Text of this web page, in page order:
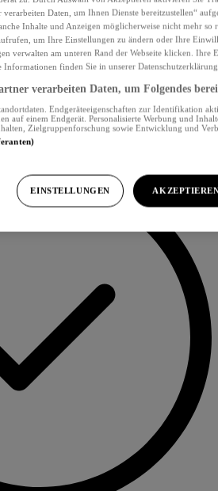
verarbeiten Daten, um Ihnen Dienste bereitzustellen“
Inhalte und Anzeigen möglicherweise nicht mehr so
um Ihre Einstellungen zu ändern oder Ihre
verwalten am unteren Rand der Webseite klicken. Ihre
Informationen finden Sie in unserer
verarbeiten Daten, um Folgendes
Endgeräteeigenschaften zur Identifikation
auf einem Endgerät. Personalisierte Werbung und
Zielgruppenforschung sowie Entwicklung und
EINSTELLUNGEN